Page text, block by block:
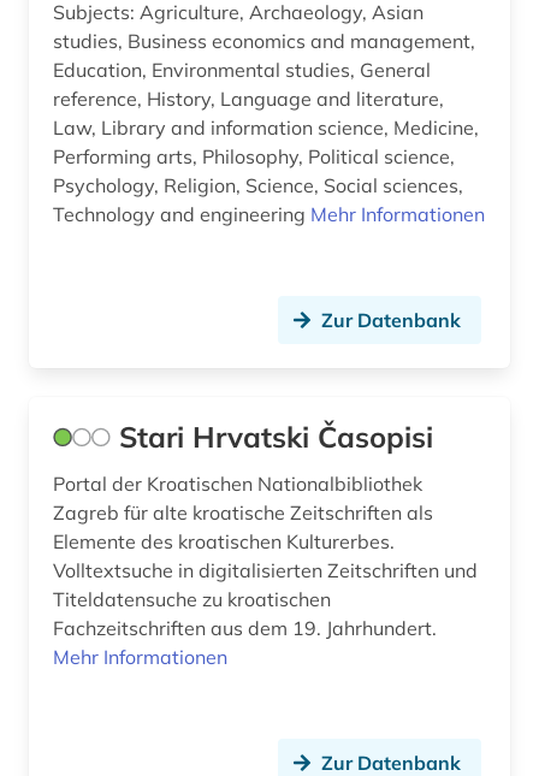
online-publikation (2)
online-ressource (1)
open access (3)
optik (1)
organische chemie (1)
pazifischer raum (1)
periodika (1)
persisch (1)
personal computer (1)
pharmazie (11)
Subjects: Agriculture, Archaeology, Asian
studies, Business economics and management,
Education, Environmental studies, General
reference, History, Language and literature,
Law, Library and information science, Medicine,
Performing arts, Philosophy, Political science,
Psychology, Religion, Science, Social sciences,
Technology and engineering Mehr Informationen
Zur Datenbank
Stari Hrvatski Časopisi
Portal der Kroatischen Nationalbibliothek
Zagreb für alte kroatische Zeitschriften als
Elemente des kroatischen Kulturerbes.
Volltextsuche in digitalisierten Zeitschriften und
Titeldatensuche zu kroatischen
Fachzeitschriften aus dem 19. Jahrhundert.
Mehr Informationen
Zur Datenbank